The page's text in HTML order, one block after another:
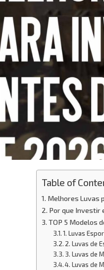
Table of
Melhores Luvas
Por que Investir
TOP 5 Modelos
1. Luvas
2. Luvas de
3. Luvas de
4. Luvas de